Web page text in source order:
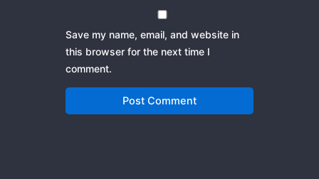
Save my name, email, and website in
this browser for the next time I
comment.